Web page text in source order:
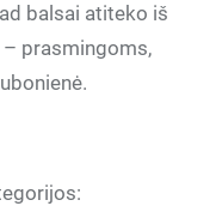
balsai atiteko iš
prasmingoms,